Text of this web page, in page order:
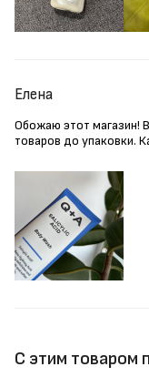
Елена
Обожаю этот магазин!
товаров до упаковки.
С этим товаром